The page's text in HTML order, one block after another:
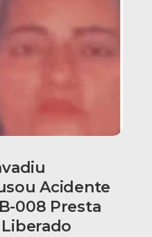
Acidente
008 Presta